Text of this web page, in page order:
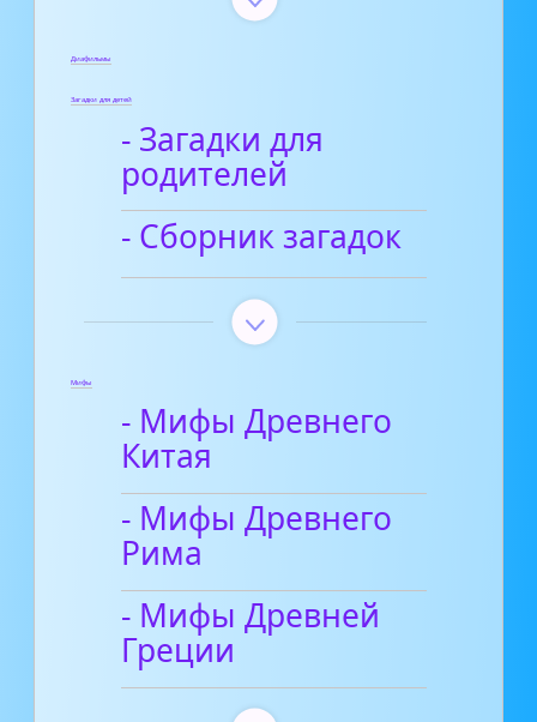
Диафильмы
Загадки для детей
- Загадки для
родителей
- Сборник загадок
Мифы
- Мифы Древнего
Китая
- Мифы Древнего
Рима
- Мифы Древней
Греции